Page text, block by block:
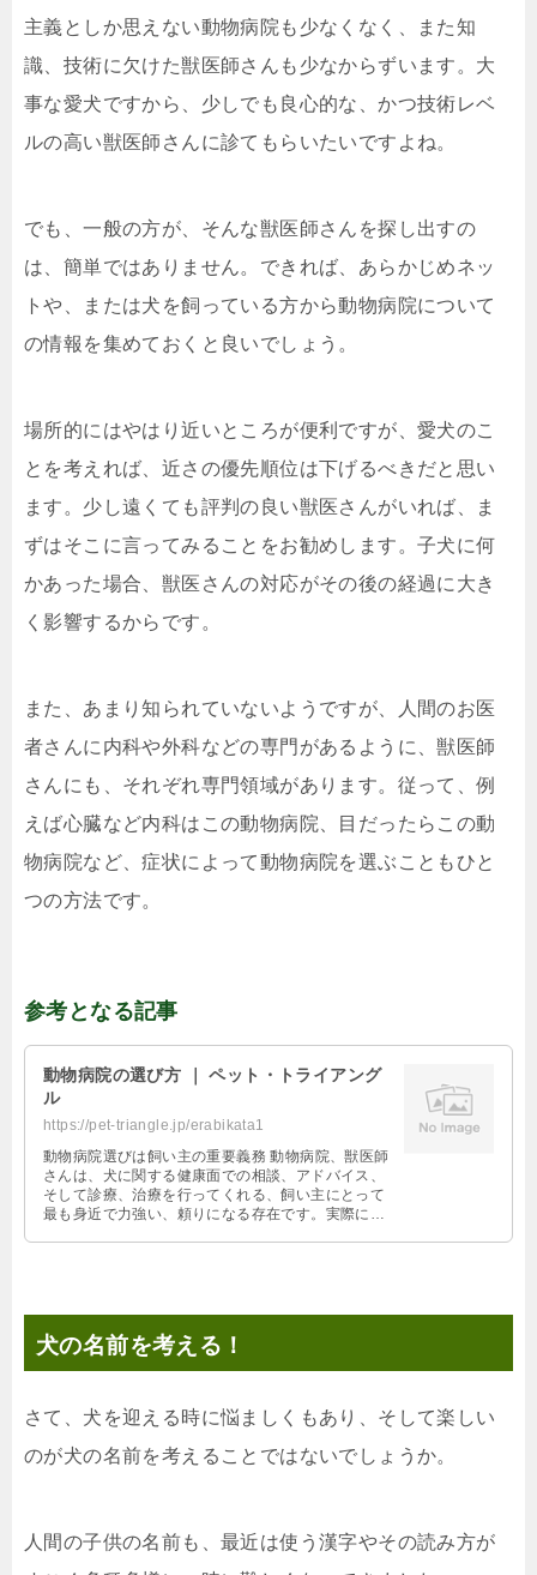
主義としか思えない動物病院も少なくなく、また知
識、技術に欠けた獣医師さんも少なからずいます。大
事な愛犬ですから、少しでも良心的な、かつ技術レベ
ルの高い獣医師さんに診てもらいたいですよね。
でも、一般の方が、そんな獣医師さんを探し出すの
は、簡単ではありません。できれば、あらかじめネッ
トや、または犬を飼っている方から動物病院について
の情報を集めておくと良いでしょう。
場所的にはやはり近いところが便利ですが、愛犬のこ
とを考えれば、近さの優先順位は下げるべきだと思い
ます。少し遠くても評判の良い獣医さんがいれば、ま
ずはそこに言ってみることをお勧めします。子犬に何
かあった場合、獣医さんの対応がその後の経過に大き
く影響するからです。
また、あまり知られていないようですが、人間のお医
者さんに内科や外科などの専門があるように、獣医師
さんにも、それぞれ専門領域があります。従って、例
えば心臓など内科はこの動物病院、目だったらこの動
物病院など、症状によって動物病院を選ぶこともひと
つの方法です。
参考となる記事
動物病院の選び方 ｜ ペット・トライアング
ル
https://pet-triangle.jp/erabikata1
動物病院選びは飼い主の重要義務 動物病院、獣医師
さんは、犬に関する健康面での相談、アドバイス、
そして診療、治療を行ってくれる、飼い主にとって
最も身近で力強い、頼りになる存在です。実際に、
犬の名前を考える！
さて、犬を迎える時に悩ましくもあり、そして楽しい
のが犬の名前を考えることではないでしょうか。
人間の子供の名前も、最近は使う漢字やその読み方が